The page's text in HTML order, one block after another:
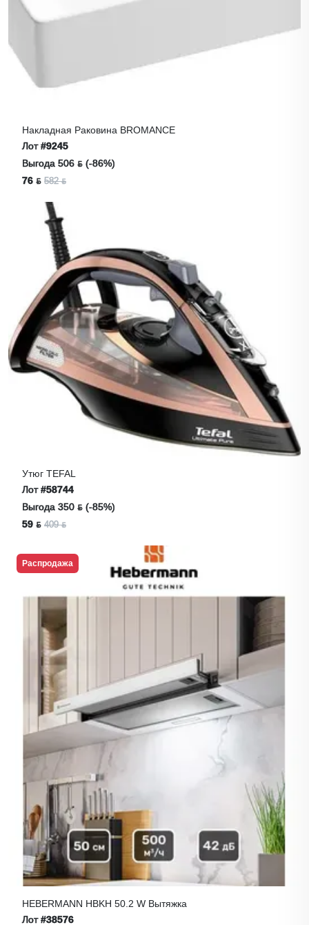
Накладная Раковина BROMANCE
Лот#9245
Выгода 506 ƃ (-86%)
76 ƃ 582 ƃ
Утюг TEFAL
Лот#58744
Выгода 350 ƃ (-85%)
59 ƃ 409 ƃ
Распродажа
HEBERMANN HBKH 50.2 W Вытяжка
Лот#38576